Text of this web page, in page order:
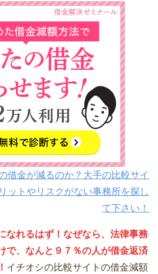
借金が減るのか？大手の比較サイ
ットやリスクがない事務所を探し
て下さい！
なれるはず！なぜなら、法律事務
で、なんと９７％の人が借金返済
イチオシの比較サイトの借金減額